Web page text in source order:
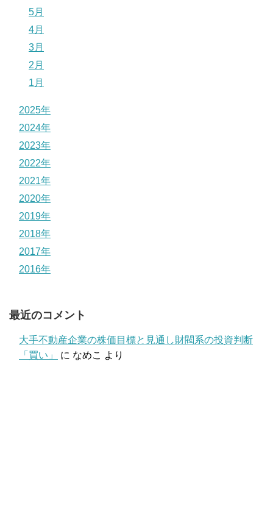
5月
4月
3月
2月
1月
2025年
2024年
2023年
2022年
2021年
2020年
2019年
2018年
2017年
2016年
最近のコメント
大手不動産企業の株価目標と見通し財閥系の投資判断
「買い」
に なめこ より